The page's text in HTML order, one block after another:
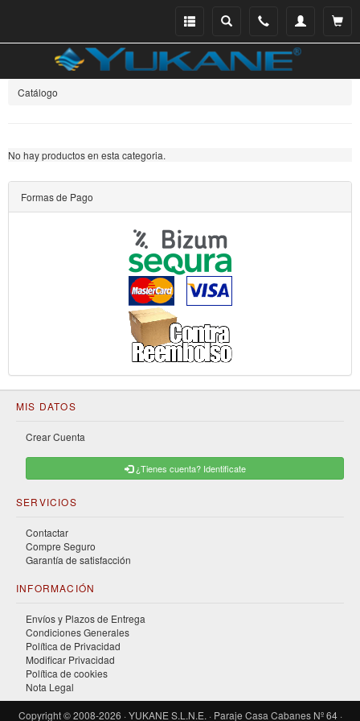
Ver
Mi
Teléfono
Buscar
Menu
Catálogo
No hay productos en esta categoria.
Formas de Pago
MIS DATOS
Crear Cuenta
¿Tienes cuenta? Identificate
SERVICIOS
Contactar
Compre Seguro
Garantía de satisfacción
INFORMACIÓN
Envíos y Plazos de Entrega
Condiciones Generales
Política de Privacidad
Modificar Privacidad
Política de cookies
Nota Legal
Copyright © 2008-2026 · YUKANE S.L.N.E. · Paraje Casa Cabanes Nº 64 ·